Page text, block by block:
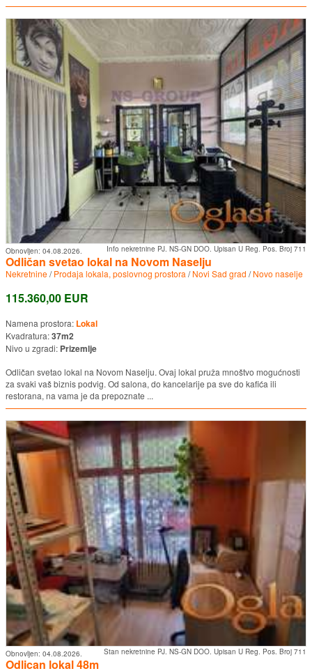
Info nekretnine PJ. NS-GN DOO. Upisan U Reg. Pos. Broj 711
Obnovljen: 04.08.2026.
Odličan svetao lokal na Novom Naselju
Nekretnine/Prodaja lokala, poslovnog prostora /Novi Sad grad /Novo naselje
115.360,00 EUR
Namena prostora: Lokal
Kvadratura:37m2
Nivo u zgradi: Prizemlje
Odličan svetao lokal na Novom Naselju. Ovaj lokal pruža mnoštvo mogućnosti
za svaki vaš biznis podvig. Od salona, do kancelarije pa sve do kafića ili
restorana, na vama je da prepoznate ...
Stan nekretnine PJ. NS-GN DOO. Upisan U Reg. Pos. Broj 711
Obnovljen: 04.08.2026.
Odlican lokal 48m